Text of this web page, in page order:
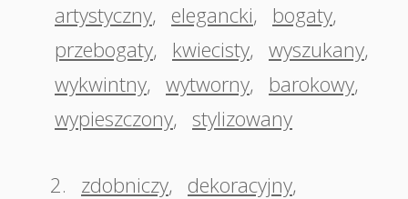
artystyczny, elegancki, bogaty,
przebogaty, kwiecisty, wyszukany,
wykwintny, wytworny, barokowy,
wypieszczony, stylizowany
2. zdobniczy, dekoracyjny,